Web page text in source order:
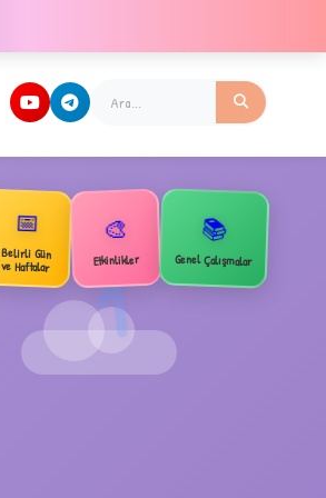
✧
📅
Belirli Gün
ve Haftalar
🎨
Etkinlikler
📚
Genel Çalışmalar
1